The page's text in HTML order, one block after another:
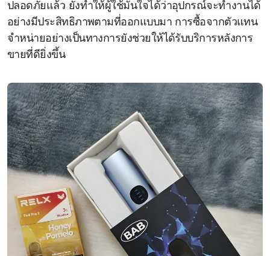
ปลอดภัยแล้ว ยังทำให้ผู้ใช้มั่นใจได้ว่าอุปกรณ์จะทำงานได้
อย่างมีประสิทธิภาพตามที่ออกแบบมา การซื้อจากตัวแทน
จำหน่ายอย่างเป็นทางการยังช่วยให้ได้รับบริการหลังการ
ขายที่ดียิ่งขึ้น